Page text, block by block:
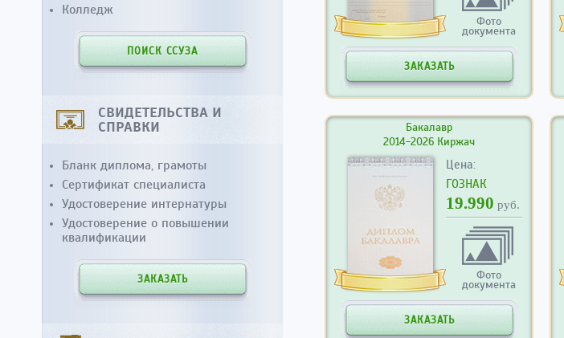
Фото
документа
ЗАКАЗАТЬ
Бакалавр
2014-2026 Киржач
Цена:
ГОЗНАК
19.990 руб.
Фото
документа
ЗАКАЗАТЬ
Колледж
ПОИСК ССУЗА
СВИДЕТЕЛЬСТВА И
СПРАВКИ
Бланк диплома, грамоты
Сертификат специалиста
Удостоверение интернатуры
Удостоверение о повышении
квалификации
ЗАКАЗАТЬ